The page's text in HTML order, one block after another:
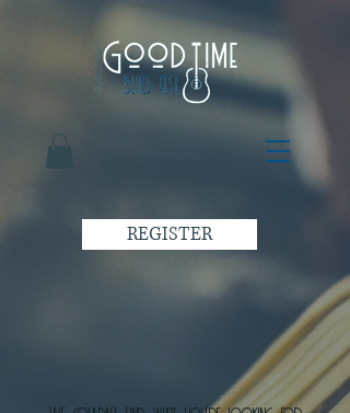
REGISTER